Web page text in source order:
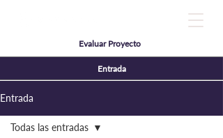
Evaluar Proyecto
Entrada
Entrada
Todas las entradas